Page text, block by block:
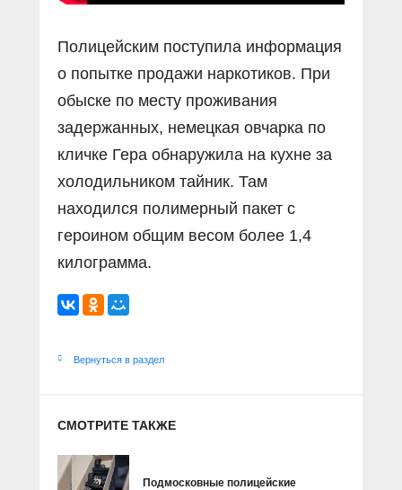
Полицейским поступила информация
о попытке продажи наркотиков. При
обыске по месту проживания
задержанных, немецкая овчарка по
кличке Гера обнаружила на кухне за
холодильником тайник. Там
находился полимерный пакет с
героином общим весом более 1,4
килограмма.
Вернуться в раздел
СМОТРИТЕ ТАКЖЕ
Подмосковные полицейские